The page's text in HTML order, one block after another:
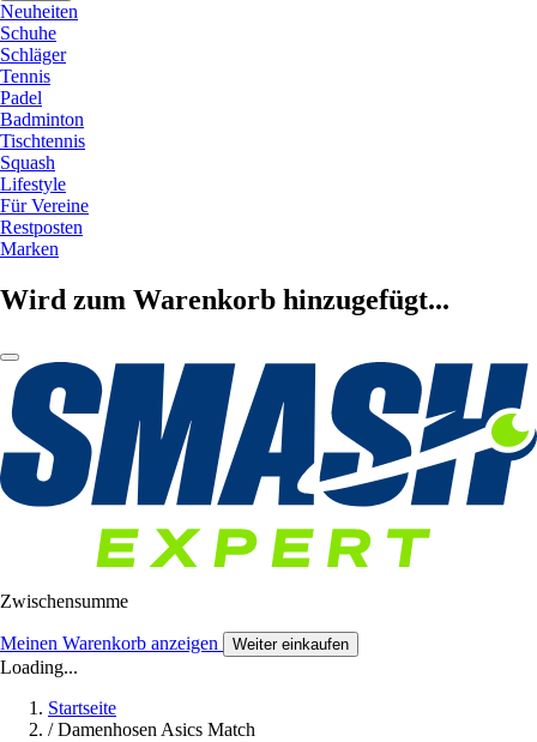
Neuheiten
Schuhe
Schläger
Tennis
Padel
Badminton
Tischtennis
Squash
Lifestyle
Für Vereine
Restposten
Marken
Wird zum Warenkorb hinzugefügt...
Zwischensumme
Meinen Warenkorb anzeigen Weiter einkaufen
Loading...
Startseite
/ Damenhosen Asics Match